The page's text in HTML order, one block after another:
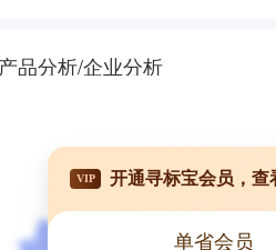
品分析/企业分析
VIP 开通寻标宝会员，查
单省会员